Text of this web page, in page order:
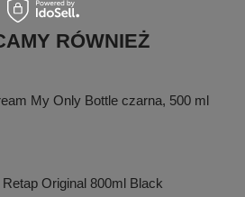
RÓWNIEŻ
My Only Bottle czarna, 500 ml
Original 800ml Black